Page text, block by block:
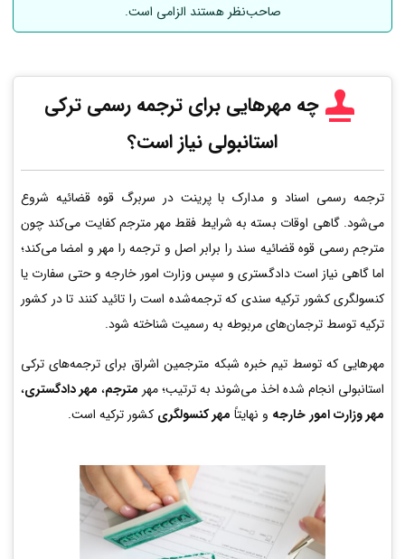
صاحب‌نظر هستند الزامی است.
چه مهرهایی برای ترجمه رسمی ترکی
استانبولی نیاز است؟
ترجمه رسمی اسناد و مدارک با پرینت در سربرگ قوه قضائیه شروع
می‌شود. گاهی اوقات بسته به شرایط فقط مهر مترجم کفایت می‌کند چون
مترجم رسمی قوه قضائیه سند را برابر اصل و ترجمه را مهر و امضا می‌کند؛
اما گاهی نیاز است دادگستری و سپس وزارت امور خارجه و حتی سفارت یا
کنسولگری کشور ترکیه سندی که ترجمه‌شده است را تائید کنند تا در کشور
ترکیه توسط ترجمان‌های مربوطه به رسمیت شناخته شود.
مهرهایی که توسط تیم خبره شبکه مترجمین اشراق برای ترجمه‌های ترکی
استانبولی انجام شده اخذ می‌شوند به ترتیب؛ مهر مترجم، مهر دادگستری،
مهر وزارت امور خارجه و نهایتاً مهر کنسولگری کشور ترکیه است.